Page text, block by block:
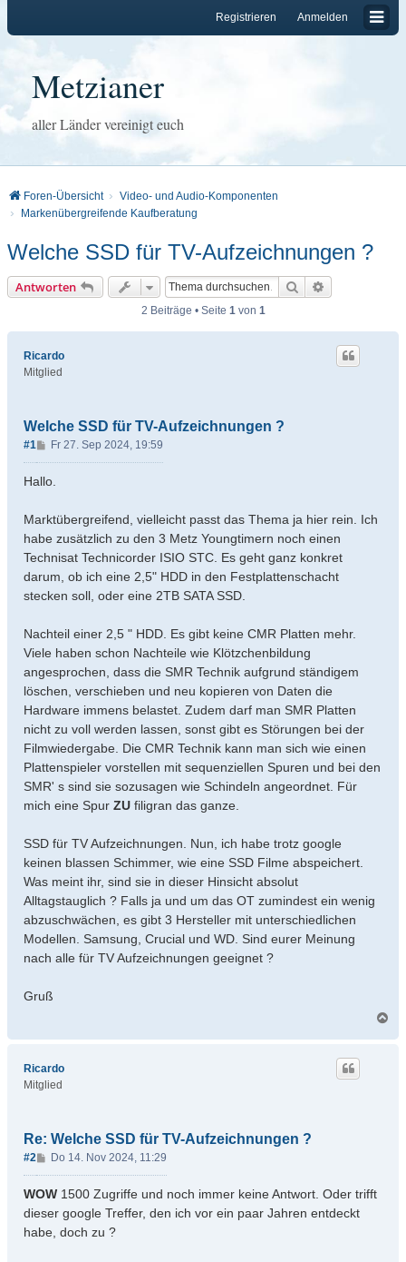
Anmelden
Registrieren
Metzianer
aller Länder vereinigt euch
Foren-Übersicht
Video- und Audio-Komponenten
Markenübergreifende Kaufberatung
Welche SSD für TV-Aufzeichnungen ?
Antworten Suche
2 Beiträge • Seite 1von 1
Ricardo
Mitglied
Welche SSD für TV-Aufzeichnungen ?
#1
B
e
i
a
g
Fr 27. Sep 2024, 19:59
Hallo.
Marktübergreifend, vielleicht passt das Thema ja hier rein. Ich
habe zusätzlich zu den 3 Metz Youngtimern noch einen
Technisat Technicorder ISIO STC. Es geht ganz konkret
darum, ob ich eine 2,5" HDD in den Festplattenschacht
stecken soll, oder eine 2TB SATA SSD.
Nachteil einer 2,5 " HDD. Es gibt keine CMR Platten mehr.
Viele haben schon Nachteile wie Klötzchenbildung
angesprochen, dass die SMR Technik aufgrund ständigem
löschen, verschieben und neu kopieren von Daten die
Hardware immens belastet. Zudem darf man SMR Platten
nicht zu voll werden lassen, sonst gibt es Störungen bei der
Filmwiedergabe. Die CMR Technik kann man sich wie einen
Plattenspieler vorstellen mit sequenziellen Spuren und bei den
SMR' s sind sie sozusagen wie Schindeln angeordnet. Für
mich eine Spur ZU filigran das ganze.
SSD für TV Aufzeichnungen. Nun, ich habe trotz google
keinen blassen Schimmer, wie eine SSD Filme abspeichert.
Was meint ihr, sind sie in dieser Hinsicht absolut
Alltagstauglich ? Falls ja und um das OT zumindest ein wenig
abzuschwächen, es gibt 3 Hersteller mit unterschiedlichen
Modellen. Samsung, Crucial und WD. Sind eurer Meinung
nach alle für TV Aufzeichnungen geeignet ?
Gruß
Ricardo
Mitglied
Re: Welche SSD für TV-Aufzeichnungen ?
#2
B
e
i
a
Do 14. Nov 2024, 11:29
WOW 1500 Zugriffe und noch immer keine Antwort. Oder trifft
dieser google Treffer, den ich vor ein paar Jahren entdeckt
habe, doch zu ?